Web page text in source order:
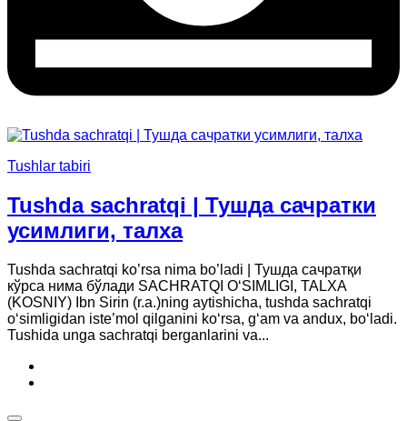
Tushlar tabiri
Tushda sachratqi | Тушда сачратки
усимлиги, талха
Tushda sachratqi ko’rsa nima bo’ladi | Тушда сачратқи
кўрса нима бўлади SACHRATQI O‘SIMLIGI, TALXA
(KOSNIY) Ibn Sirin (r.a.)ning aytishicha, tushda sachratqi
o‘simligidan iste’mol qilganini ko‘rsa, g‘am va andux, bo‘ladi.
Tushida unga sachratqi berganlarini va...